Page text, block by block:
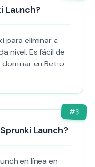
Launch?
para eliminar a
nivel. Es fácil de
en Retro
#3
Launch?
en línea en